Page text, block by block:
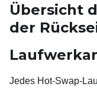
Übersicht
der
Jedes Hot-Swap-